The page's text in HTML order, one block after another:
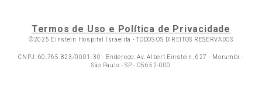
Termos de Uso e Política de Privacidade
©2025 Einstein Hospital Israelita -TODOS OS DIREITOS RESERVADOS
CNPJ: 60.765.823/0001-30 - Endereço: Av. Albert Einstein, 627 - Morumbi -
São Paulo - SP - 05652-000